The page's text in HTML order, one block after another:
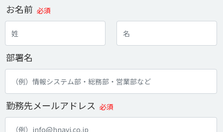
お名前 必須
部署名
勤務先メールアドレス 必須